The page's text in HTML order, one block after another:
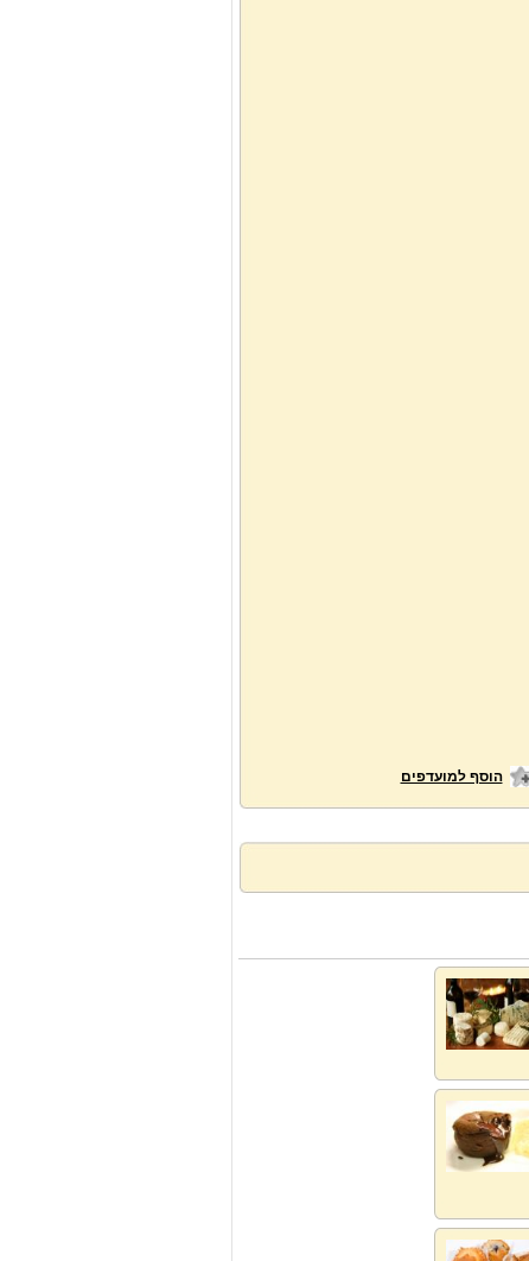
הוסף למועדפים